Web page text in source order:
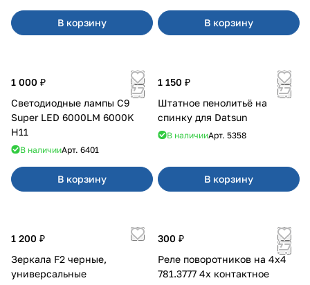
В корзину В корзину
1 000 ₽
Светодиодные лампы C9
Super LED 6000LM 6000K
H11
В наличииАрт. 6401
В корзину
1 150 ₽
Штатное пенолитьё на
спинку для Datsun
В наличииАрт. 5358
В корзину
1 200 ₽
Зеркала F2 черные,
универсальные
300 ₽
Реле поворотников на 4х4
781.3777 4х контактное